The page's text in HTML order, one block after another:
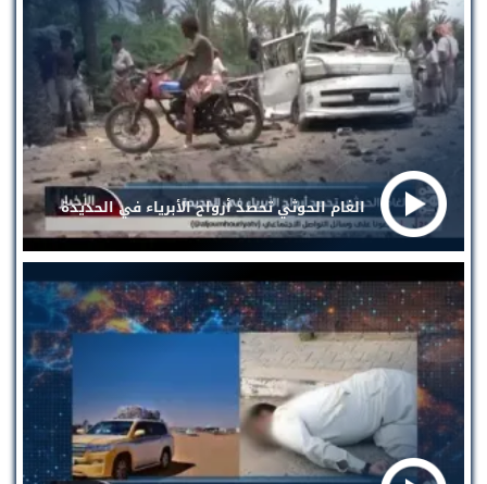
الغام الحوثي تحصد أرواح الأبرياء في الحديدة